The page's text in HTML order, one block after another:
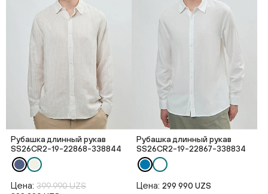
Рубашка длинный рукав
SS26CR2-19-22868-338844
Цена: 399 990 UZS
Рубашка длинный рукав
SS26CR2-19-22867-338834
Цена: 299 990 UZS